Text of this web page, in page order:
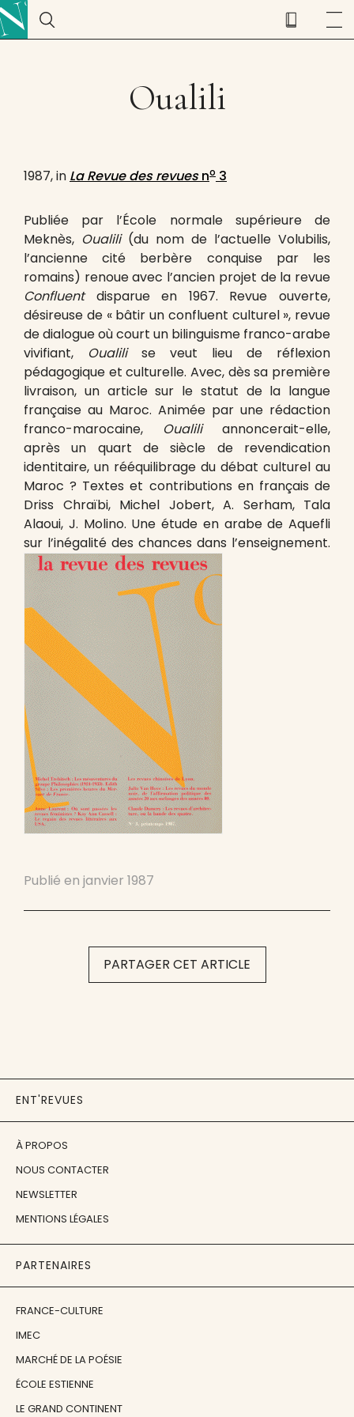
Oualili
1987, in La Revue des revuesno 3
Publiée par l’École normale supérieure de
Meknès, Oualili(du nom de l’actuelle Volubilis,
l’ancienne cité berbère conquise par les
romains) renoue avec l’ancien projet de la revue
Confluentdisparue en 1967. Revue ouverte,
désireuse de « bâtir un confluent culturel », revue
de dialogue où court un bilinguisme franco-arabe
vivifiant, Oualilise veut lieu de réflexion
pédagogique et culturelle. Avec, dès sa première
livraison, un article sur le statut de la langue
française au Maroc. Animée par une rédaction
franco-marocaine, Oualiliannoncerait-elle,
après un quart de siècle de revendication
identitaire, un rééquilibrage du débat culturel au
Maroc ? Textes et contributions en français de
Driss Chraïbi, Michel Jobert, A. Serham, Tala
Alaoui, J. Molino. Une étude en arabe de Aquefli
sur l’inégalité des chances dans l’enseignement.
Publié en janvier 1987
PARTAGER CET ARTICLE
ENT'REVUES
À PROPOS
NOUS CONTACTER
NEWSLETTER
MENTIONS LÉGALES
PARTENAIRES
FRANCE-CULTURE
IMEC
MARCHÉ DE LA POÉSIE
ÉCOLE ESTIENNE
LE GRAND CONTINENT